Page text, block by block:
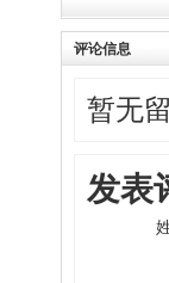
评论信息
暂无
发表